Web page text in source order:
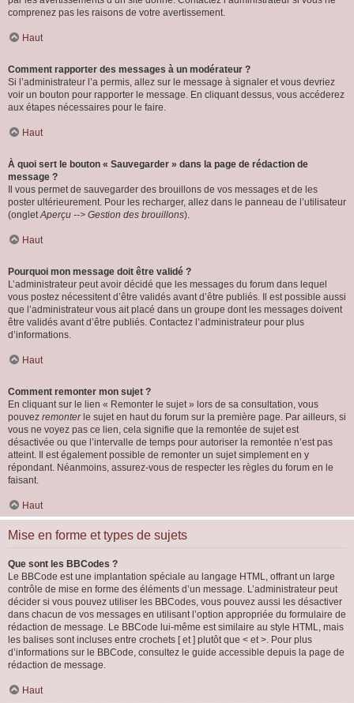
comprenez pas les raisons de votre avertissement.
Haut
Comment rapporter des messages à un modérateur ?
Si l’administrateur l’a permis, allez sur le message à signaler et vous devriez
voir un bouton pour rapporter le message. En cliquant dessus, vous accéderez
aux étapes nécessaires pour le faire.
Haut
À quoi sert le bouton « Sauvegarder » dans la page de rédaction de
message ?
Il vous permet de sauvegarder des brouillons de vos messages et de les
poster ultérieurement. Pour les recharger, allez dans le panneau de l’utilisateur
(ongletAperçu --> Gestion des brouillons).
Haut
Pourquoi mon message doit être validé ?
L’administrateur peut avoir décidé que les messages du forum dans lequel
vous postez nécessitent d’être validés avant d’être publiés. Il est possible aussi
que l’administrateur vous ait placé dans un groupe dont les messages doivent
être validés avant d’être publiés. Contactez l’administrateur pour plus
d’informations.
Haut
Comment remonter mon sujet ?
En cliquant sur le lien « Remonter le sujet » lors de sa consultation, vous
pouvez remonterle sujet en haut du forum sur la première page. Par ailleurs, si
vous ne voyez pas ce lien, cela signifie que la remontée de sujet est
désactivée ou que l’intervalle de temps pour autoriser la remontée n’est pas
atteint. Il est également possible de remonter un sujet simplement en y
répondant. Néanmoins, assurez-vous de respecter les règles du forum en le
faisant.
Haut
Mise en forme et types de sujets
Que sont les BBCodes ?
Le BBCode est une implantation spéciale au langage HTML, offrant un large
contrôle de mise en forme des éléments d’un message. L’administrateur peut
décider si vous pouvez utiliser les BBCodes, vous pouvez aussi les désactiver
dans chacun de vos messages en utilisant l’option appropriée du formulaire de
rédaction de message. Le BBCode lui-même est similaire au style HTML, mais
les balises sont incluses entre crochets [ et ] plutôt que < et >. Pour plus
d’informations sur le BBCode, consultez le guide accessible depuis la page de
rédaction de message.
Haut